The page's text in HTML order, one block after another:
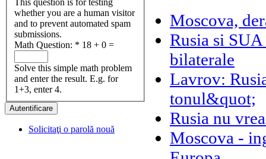
This question is for testing
whether you are a human visitor
and to prevent automated spam
submissions.
Math Question: * 18 + 0 =
Solve this simple math problem
and enter the result. E.g. for
1+3, enter 4.
Solicitaţi o parolă nouă
Moscova,
Rusia si
bilaterale
Lavrov:
tonul&quot;
Rusia nu
Moscova -